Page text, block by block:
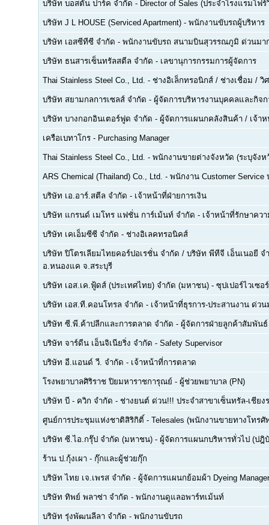
บริษัท บอสตัน ปาร์ค จำกัด - Director of Sales (ประจำโรงแรมโ
บริษัท J L HOUSE (Serviced Apartment) - พนักงานขับรถผู้บริหาร
บริษัท เอสซีทีซี จำกัด - พนักงานขับรถ สนามบินสุวรรณภูมิ ด่วนมา
บริษัท ธนสารเซ็นทรัลสตีล จำกัด - เลขานุการกรรมการผู้จัดการ
Thai Stainless Steel Co., Ltd. - ช่างอิเล็กทรอนิกส์ / ช่างเชื่อม / วิ
บริษัท สยามกลการเซลส์ จำกัด - ผู้จัดการบริหารงานบุคคลและกิจก
บริษัท บางกอกอินเตอร์ฟูด จำกัด - ผู้จัดการแผนกคลังสินค้า / เจ้า
เครือเบทาโกร - Purchasing Manager
Thai Stainless Steel Co., Ltd. - พนักงานขายต่างจังหวัด (ระบุจังห
ARS Chemical (Thailand) Co., Ltd. - พนักงาน Customer Service
บริษัท เอ.อาร์.สตีล จำกัด - เจ้าหน้าที่ฝ่ายการเงิน
บริษัท แกรนด์ เมโทร แฟชั่น การ์เม้นท์ จำกัด - เจ้าหน้าที่รักษาคว
บริษัท เคเอ็มซีซี จำกัด - ช่างอิเลคทรอนิคส์
บริษัท ปิโตรเลียมไทยคอร์ปอเรชั่น จำกัด / บริษัท พีทีจี เอ็นเนอยี จ
อ.หนองแค จ.สระบุรี
บริษัท เอส.เค.ฟู้ดส์ (ประเทศไทย) จำกัด (มหาชน) - ซุปเปอร์ไวเซ
บริษัท เอส.ที.คอนโทรล จำกัด - เจ้าหน้าที่ธุรการ-ประสานงาน ด่วน
บริษัท ซี.พี.ค้าปลีกและการตลาด จำกัด - ผู้จัดการฝ่ายลูกค้าสัมพันธ์
บริษัท จาร์ดีน เอ็นจิเนียริ่ง จำกัด - Safety Supervisor
บริษัท อี.แอนด์ วี. จำกัด - เจ้าหน้าที่การตลาด
โรงพยาบาลศิริราช ปิยมหาราชการุณย์ - ผู้ช่วยพยาบาล (PN)
บริษัท บี - ควิก จำกัด - ช่างยนต์ ด่วน!!! ประจำสาขาเซ็นทรัล-เชียง
ศูนย์การประชุมแห่งชาติสิริกิติ์ - Telesales (พนักงานขายทางโทร
บริษัท ซี.ไอ.กรุ๊ป จำกัด (มหาชน) - ผู้จัดการแผนกบริหารทั่วไป (ปฎิ
ร้าน ป.กุ้งเผา - กุ๊กและผู้ช่วยกุ๊ก
บริษัท ไทย เจ.เพรส จำกัด - ผู้จัดการแผนกย้อมผ้า Dyeing Manager
บริษัท ทิพย์ พลาซ่า จำกัด - พนักงานดูแลอพาร์ทเม้นท์
บริษัท รุ่งพัฒนลีลา จำกัด - พนักงานขับรถ